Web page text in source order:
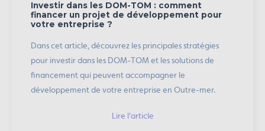
Investir dans les DOM-TOM : comment
financer un projet de développement pour
votre entreprise ?
Dans cet article, découvrez les principales stratégies
pour investir dans les DOM-TOM et les solutions de
financement qui peuvent accompagner le
développement de votre entreprise en Outre-mer.
Lire l'article